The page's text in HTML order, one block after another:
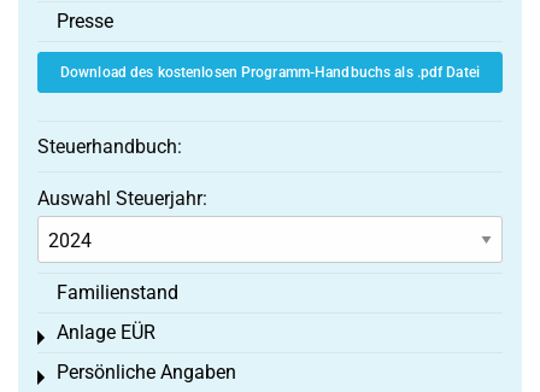
Presse
Download des kostenlosen Programm-Handbuchs als .pdf Datei
Steuerhandbuch:
Auswahl Steuerjahr:
Familienstand
Anlage EÜR
Toggle menu
Persönliche Angaben
Toggle menu